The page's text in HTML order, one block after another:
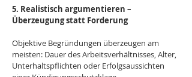
5. Realistisch argumentieren –
Überzeugung statt Forderung
Objektive Begründungen überzeugen am
meisten: Dauer des Arbeitsverhältnisses, Alter,
Unterhaltspflichten oder Erfolgsaussichten